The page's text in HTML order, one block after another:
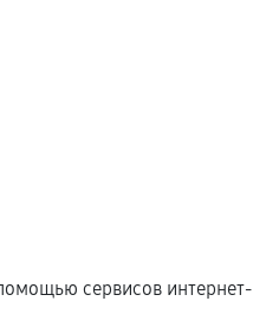
сервисов интернет-